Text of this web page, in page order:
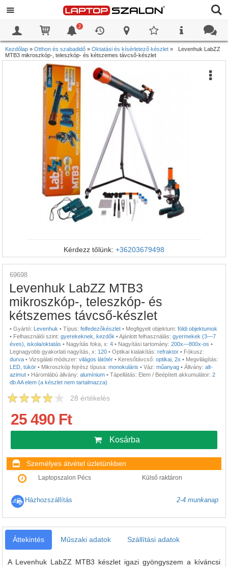
2
Kezdőlap » Otthon és szabadidő » Oktatási és kísérletező készlet »
Levenhuk LabZZ
MTB3 mikroszkóp-, teleszkóp- és kétszemes távcső-készlet
Kérdezz tőlünk: +36203679498
69698
Levenhuk LabZZ MTB3
mikroszkóp-, teleszkóp- és
kétszemes távcső-készlet
• Gyártó: Levenhuk • Típus: felfedezőkészlet • Megfigyelt objektum: földi objektumok
• Felhasználói szint: gyerekeknek, kezdők •Ajánlott felhasználás: gyermekek (3—7
éves), iskola/oktatás • Nagyítás foka, x: 4 • Nagyítási tartomány: 200x—800x-os •
Legnagyobb gyakorlati nagyítás, x: 120 • Optikai kialakítás: refraktor • Fókusz:
durva • Vizsgálati módszer: világos látótér • Keresőtávcső: optikai, 2x • Megvilágítás:
LED, tükör • Mikroszkóp fejrész típusa: monokuláris • Váz: műanyag • Állvány: alt-
azimut • Háromlábú állvány: alumínium • Tápellátás: Elem / Beépített akkumulátor: 2
db AA elem (a készlet nem tartalmazza)
28 értékelés
25 490 Ft
Kosárba
Személyes átvétel üzletünkben
Laptopszalon Pécs Külső raktáron
Házhozszállítás 2-4 munkanap
Áttekintés Műszaki adatok Szállítási adatok
A Levenhuk LabZZ MTВ3 készlet igazi gyöngyszem a kíváncsi
00